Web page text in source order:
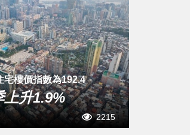
宅樓價指數為192.4
上升1.9%
2215